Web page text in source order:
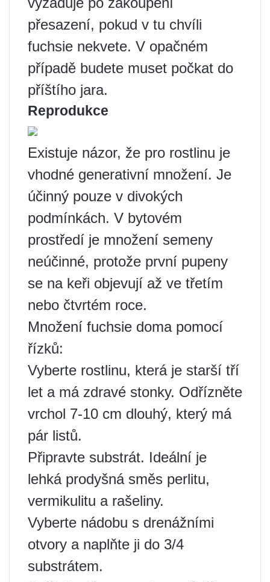
přesazení, pokud v tu chvíli
fuchsie nekvete. V opačném
případě budete muset počkat do
příštího jara.
Reprodukce
Existuje názor, že pro rostlinu je
vhodné generativní množení. Je
účinný pouze v divokých
podmínkách. V bytovém
prostředí je množení semeny
neúčinné, protože první pupeny
se na keři objevují až ve třetím
nebo čtvrtém roce.
Množení fuchsie doma pomocí
řízků:
Vyberte rostlinu, která je starší tří
let a má zdravé stonky. Odřízněte
vrchol 7-10 cm dlouhý, který má
pár listů.
Připravte substrát. Ideální je
lehká prodyšná směs perlitu,
vermikulitu a rašeliny.
Vyberte nádobu s drenážními
otvory a naplňte ji do 3/4
substrátem.